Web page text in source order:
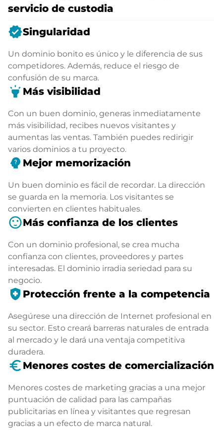
servicio de custodia
verifiedSingularidad
Un dominio bonito es único y le diferencia de sus
competidores. Además, reduce el riesgo de
confusión de su marca.
highlight Más visibilidad
Con un buen dominio, generas inmediatamente
más visibilidad, recibes nuevos visitantes y
aumentas las ventas. También puedes redirigir
varios dominios a tu proyecto.
psychology_alt Mejor memorización
Un buen dominio es fácil de recordar. La dirección
se guarda en la memoria. Los visitantes se
convierten en clientes habituales.
sentiment_satisfiedMás confianza de los clientes
Con un dominio profesional, se crea mucha
confianza con clientes, proveedores y partes
interesadas. El dominio irradia seriedad para su
negocio.
health_and_safety Protección frente a la competencia
Asegúrese una dirección de Internet profesional en
su sector. Esto creará barreras naturales de entrada
al mercado y le dará una ventaja competitiva
duradera.
euro_symbol Menores costes de comercialización
Menores costes de marketing gracias a una mejor
puntuación de calidad para las campañas
publicitarias en línea y visitantes que regresan
gracias a un efecto de marca natural.